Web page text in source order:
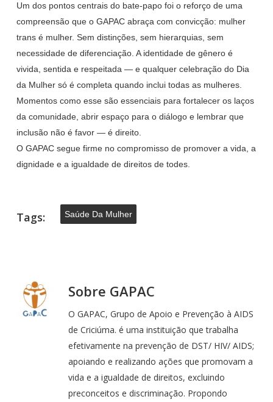
Um dos pontos centrais do bate-papo foi o reforço de uma
compreensão que o GAPAC abraça com convicção: mulher
trans é mulher. Sem distinções, sem hierarquias, sem
necessidade de diferenciação. A identidade de gênero é
vivida, sentida e respeitada — e qualquer celebração do Dia
da Mulher só é completa quando inclui todas as mulheres.
Momentos como esse são essenciais para fortalecer os laços
da comunidade, abrir espaço para o diálogo e lembrar que
inclusão não é favor — é direito.
O GAPAC segue firme no compromisso de promover a vida, a
dignidade e a igualdade de direitos de todes.
Tags: Saúde Da Mulher
Sobre GAPAC
O GAPAC, Grupo de Apoio e Prevenção à AIDS
de Criciúma. é uma instituição que trabalha
efetivamente na prevenção de DST/ HIV/ AIDS;
apoiando e realizando ações que promovam a
vida e a igualdade de direitos, excluindo
preconceitos e discriminação. Propondo